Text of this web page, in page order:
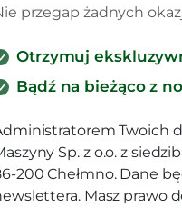
przegap żadnych
Otrzymuj
Bądź na bieżąco z
Twoich
Sp. z o.o. z
200 Chełmno. Dane
Masz prawo